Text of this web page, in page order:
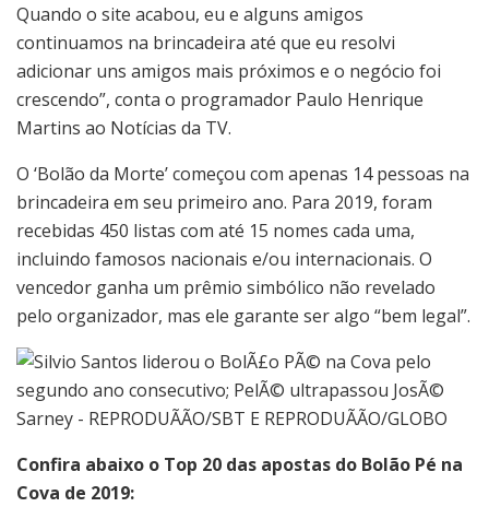
Quando o site acabou, eu e alguns amigos
continuamos na brincadeira até que eu resolvi
adicionar uns amigos mais próximos e o negócio foi
crescendo”, conta o programador Paulo Henrique
Martins ao Notícias da TV.
O ‘Bolão da Morte’ começou com apenas 14 pessoas na
brincadeira em seu primeiro ano. Para 2019, foram
recebidas 450 listas com até 15 nomes cada uma,
incluindo famosos nacionais e/ou internacionais. O
vencedor ganha um prêmio simbólico não revelado
pelo organizador, mas ele garante ser algo “bem legal”.
Confira abaixo o Top 20 das apostas do Bolão Pé na
Cova de 2019: